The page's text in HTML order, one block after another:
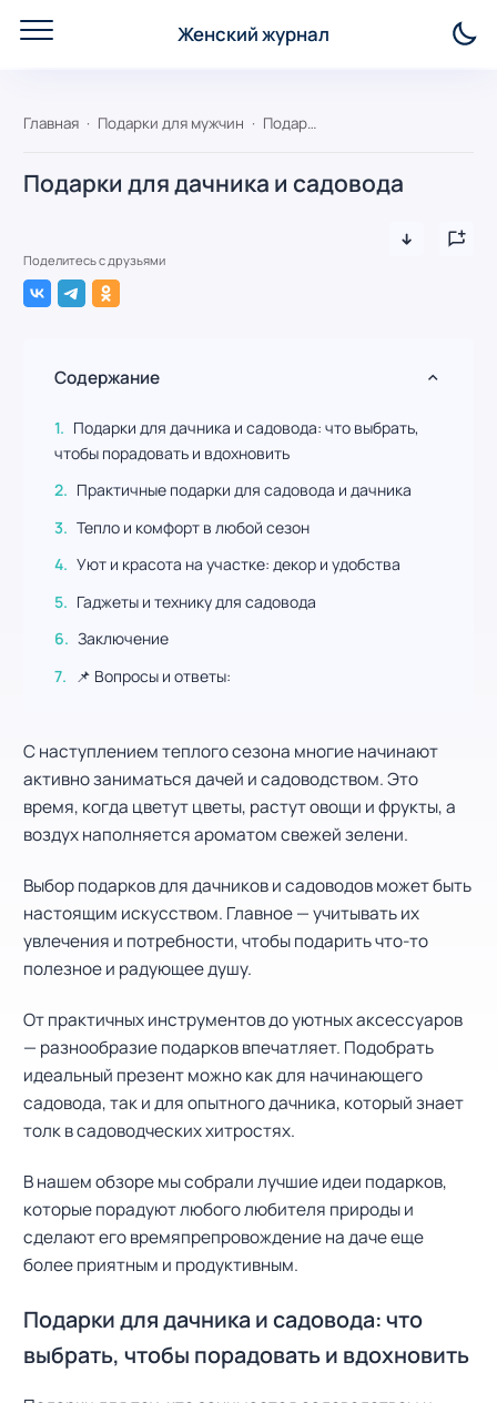
Женский журнал
Главная Подарки для мужчин Подарки для дачника и садовода
Подарки для дачника и садовода
Поделитесь с друзьями
С наступлением теплого сезона многие начинают
активно заниматься дачей и садоводством. Это
время, когда цветут цветы, растут овощи и фрукты, а
воздух наполняется ароматом свежей зелени.
Выбор подарков для дачников и садоводов может быть
настоящим искусством. Главное — учитывать их
увлечения и потребности, чтобы подарить что-то
полезное и радующее душу.
От практичных инструментов до уютных аксессуаров
— разнообразие подарков впечатляет. Подобрать
идеальный презент можно как для начинающего
садовода, так и для опытного дачника, который знает
толк в садоводческих хитростях.
В нашем обзоре мы собрали лучшие идеи подарков,
которые порадуют любого любителя природы и
сделают его времяпрепровождение на даче еще
более приятным и продуктивным.
Подарки для дачника и садовода: что
выбрать, чтобы порадовать и вдохновить
Содержание
Подарки для дачника и садовода: что выбрать,
чтобы порадовать и вдохновить
Практичные подарки для садовода и дачника
Тепло и комфорт в любой сезон
Уют и красота на участке: декор и удобства
Гаджеты и технику для садовода
Заключение
📌 Вопросы и ответы: